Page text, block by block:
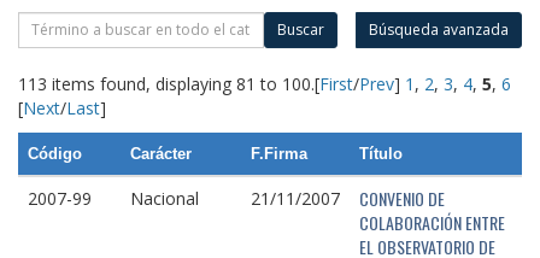
Buscar Búsqueda avanzada
113 items found, displaying 81 to 100.[First/Prev] 1 , 2, 3, 4, 5, 6
[Next/Last]
Código Carácter F.Firma Título
2007-99 Nacional 21/11/2007
CONVENIO DE
COLABORACIÓN ENTRE
EL OBSERVATORIO DE